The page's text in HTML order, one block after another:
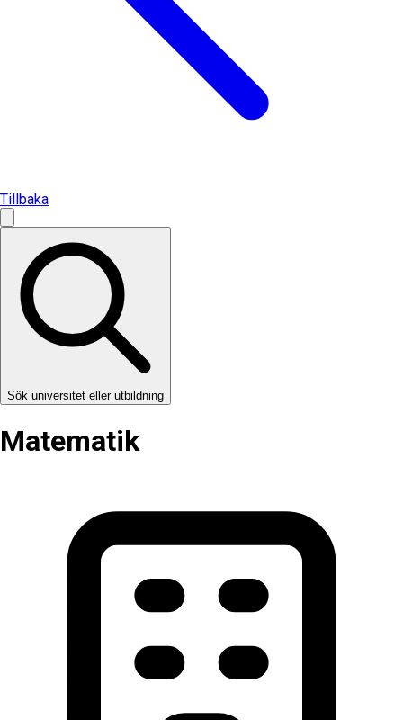
Tillbaka
Sök universitet eller utbildning
Matematik